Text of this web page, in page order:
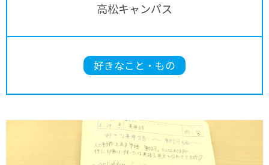
高松キャンパス
好きなこと・もの